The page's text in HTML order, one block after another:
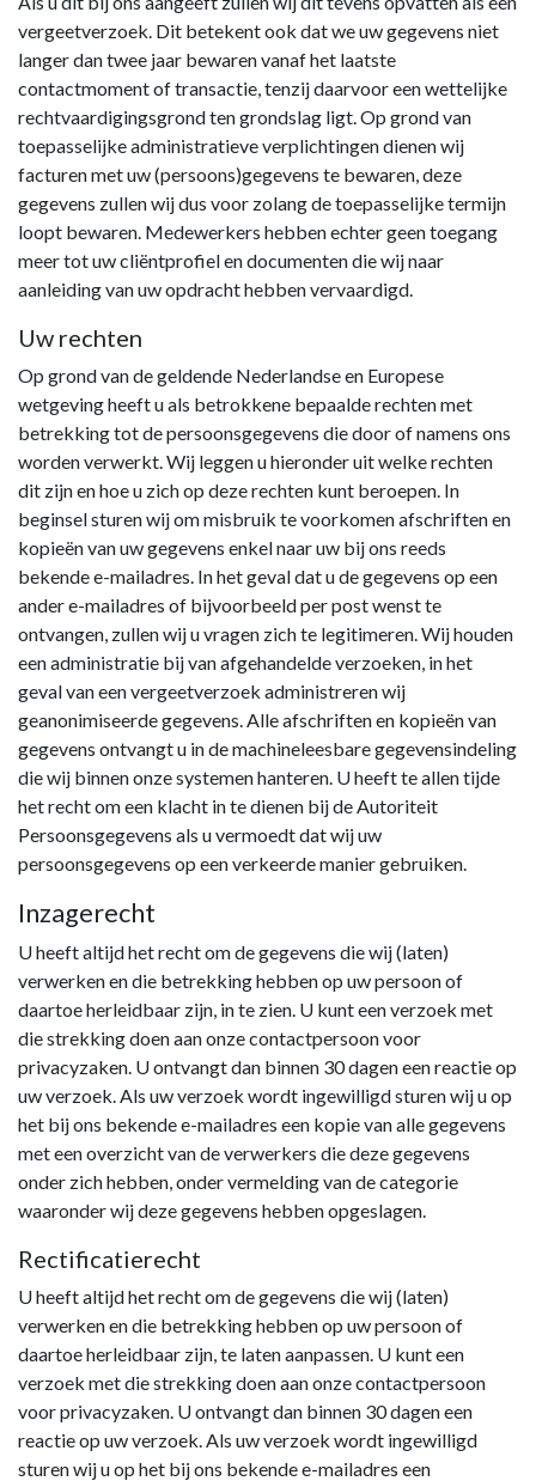
vergeetverzoek. Dit betekent ook dat we uw gegevens niet
langer dan twee jaar bewaren vanaf het laatste
contactmoment of transactie, tenzij daarvoor een wettelijke
rechtvaardigingsgrond ten grondslag ligt. Op grond van
toepasselijke administratieve verplichtingen dienen wij
facturen met uw (persoons)gegevens te bewaren, deze
gegevens zullen wij dus voor zolang de toepasselijke termijn
loopt bewaren. Medewerkers hebben echter geen toegang
meer tot uw cliëntprofiel en documenten die wij naar
aanleiding van uw opdracht hebben vervaardigd.
Uw rechten
Op grond van de geldende Nederlandse en Europese
wetgeving heeft u als betrokkene bepaalde rechten met
betrekking tot de persoonsgegevens die door of namens ons
worden verwerkt. Wij leggen u hieronder uit welke rechten
dit zijn en hoe u zich op deze rechten kunt beroepen. In
beginsel sturen wij om misbruik te voorkomen afschriften en
kopieën van uw gegevens enkel naar uw bij ons reeds
bekende e-mailadres. In het geval dat u de gegevens op een
ander e-mailadres of bijvoorbeeld per post wenst te
ontvangen, zullen wij u vragen zich te legitimeren. Wij houden
een administratie bij van afgehandelde verzoeken, in het
geval van een vergeetverzoek administreren wij
geanonimiseerde gegevens. Alle afschriften en kopieën van
gegevens ontvangt u in de machineleesbare gegevensindeling
die wij binnen onze systemen hanteren. U heeft te allen tijde
het recht om een klacht in te dienen bij de Autoriteit
Persoonsgegevens als u vermoedt dat wij uw
persoonsgegevens op een verkeerde manier gebruiken.
Inzagerecht
U heeft altijd het recht om de gegevens die wij (laten)
verwerken en die betrekking hebben op uw persoon of
daartoe herleidbaar zijn, in te zien. U kunt een verzoek met
die strekking doen aan onze contactpersoon voor
privacyzaken. U ontvangt dan binnen 30 dagen een reactie op
uw verzoek. Als uw verzoek wordt ingewilligd sturen wij u op
het bij ons bekende e-mailadres een kopie van alle gegevens
met een overzicht van de verwerkers die deze gegevens
onder zich hebben, onder vermelding van de categorie
waaronder wij deze gegevens hebben opgeslagen.
Rectificatierecht
U heeft altijd het recht om de gegevens die wij (laten)
verwerken en die betrekking hebben op uw persoon of
daartoe herleidbaar zijn, te laten aanpassen. U kunt een
verzoek met die strekking doen aan onze contactpersoon
voor privacyzaken. U ontvangt dan binnen 30 dagen een
reactie op uw verzoek. Als uw verzoek wordt ingewilligd
sturen wij u op het bij ons bekende e-mailadres een